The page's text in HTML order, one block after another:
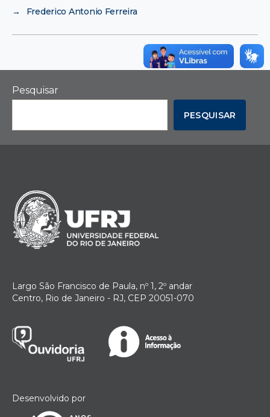
→
Frederico Antonio Ferreira
Pesquisar
PESQUISAR
Largo São Francisco de Paula, nº 1, 2º andar
Centro, Rio de Janeiro - RJ, CEP 20051-070
Desenvolvido por